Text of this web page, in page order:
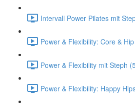
Intervall Power Pilates mit
Power & Flexibility: Core &
Power & Flexibility mit Steph
Power & Flexibility: Happy